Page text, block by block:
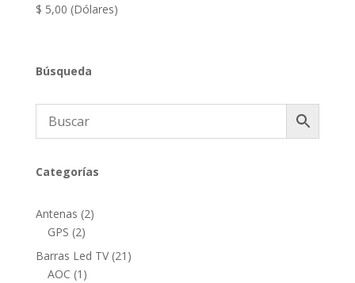
$ 5,00 (Dólares)
Búsqueda
Categorías
Antenas 22
GPS 22
productos
Barras Led TV 21 21
AOC 1 1